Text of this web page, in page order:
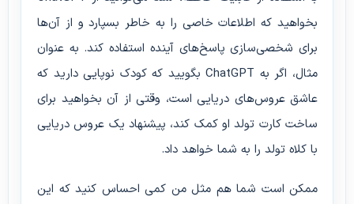
بخواهید که اطلاعات خاصی را به خاطر بسپارد و از آن‌ها
برای شخصی‌سازی پاسخ‌های آینده استفاده کند. به عنوان
مثال، اگر به ChatGPT بگویید که کودک نوپایی دارید که
عاشق عروس‌های دریایی است، وقتی از آن بخواهید برای
ساخت کارت تولد او کمک کند، پیشنهاد یک عروس دریایی
با کلاه تولد را به شما خواهد داد.
ممکن است شما هم مثل من کمی احساس کنید که این